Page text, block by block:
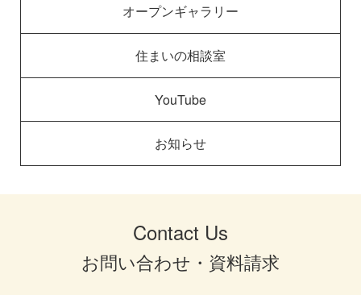
オープンギャラリー
住まいの相談室
YouTube
お知らせ
Contact Us
お問い合わせ・資料請求